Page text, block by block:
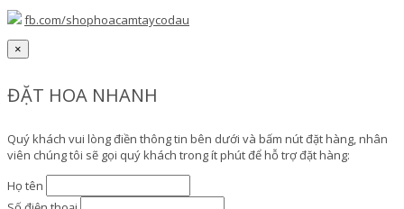
fb.com/shophoacamtaycodau
×
ĐẶT HOA NHANH
Quý khách vui lòng điền thông tin bên dưới và bấm nút đặt hàng, nhân
viên chúng tôi sẽ gọi quý khách trong ít phút để hỗ trợ đặt hàng:
Họ tên